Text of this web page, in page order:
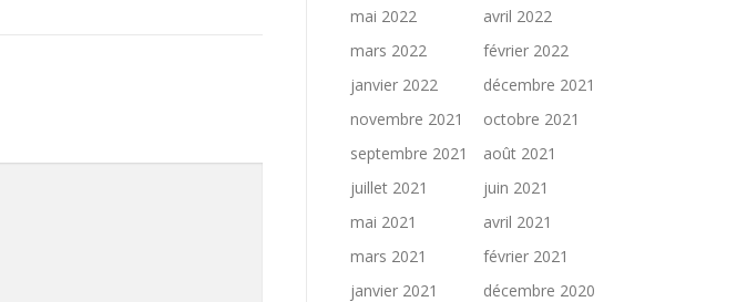
mai 2022
avril 2022
mars 2022
février 2022
janvier 2022
décembre 2021
novembre 2021
octobre 2021
septembre 2021
août 2021
juillet 2021
juin 2021
mai 2021
avril 2021
mars 2021
février 2021
janvier 2021
décembre 2020